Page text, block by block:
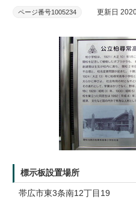
ページ番号1005234 更新日
標示板設置場所
帯広市東3条南12丁目19